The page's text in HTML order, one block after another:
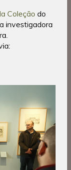
Coleção do
investigadora